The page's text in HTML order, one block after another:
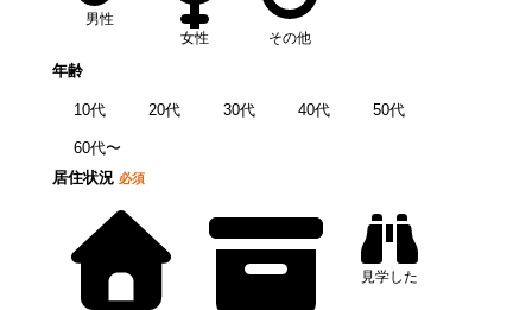
男性
女性
その他
年齢
10代 20代 30代 40代 50代
60代〜
居住状況 必須
見学した